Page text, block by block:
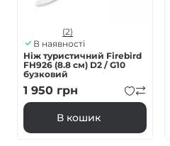
(2)
В наявності
Ніж туристичний Firebird
FH926 (8.8 см) D2 / G10
бузковий
1 950 грн
В кошик